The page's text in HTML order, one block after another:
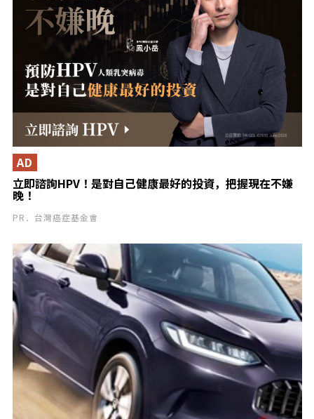
立即諮詢HPV！是對自己健康最好的投資，把握現在不嫌
晚！
AD
PR．台灣癌症基金會